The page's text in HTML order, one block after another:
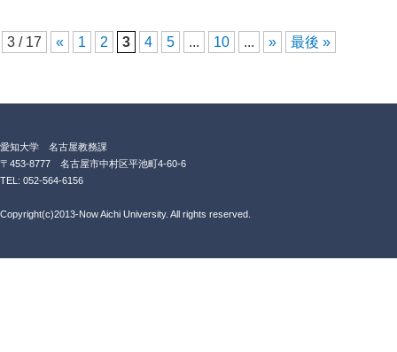
3 / 17 « 1 2 3 4 5 ... 10 ... » 最後 »
愛知大学 名古屋教務課
〒453-8777 名古屋市中村区平池町4-60-6
TEL: 052-564-6156
Copyright(c)2013-Now Aichi University. All rights reserved.